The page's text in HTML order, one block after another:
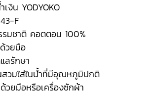
งิน YODYOKO
F
รมชาติ คอตตอน 100%
วยมือ
ลรักษา
วมใส่ในน้ำที่มีอุณหภูมิปกติ
วยมือหรือเครื่องซักผ้า